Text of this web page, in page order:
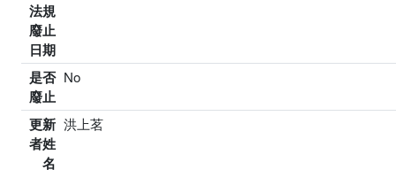
法規
廢止
日期
是否
廢止
No
更新
者姓
名
洪上茗